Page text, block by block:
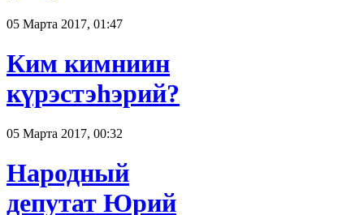
05 Марта 2017, 01:47
Ким кимниин
күрэстэһэрий?
05 Марта 2017, 00:32
Народный
депутат Юрий